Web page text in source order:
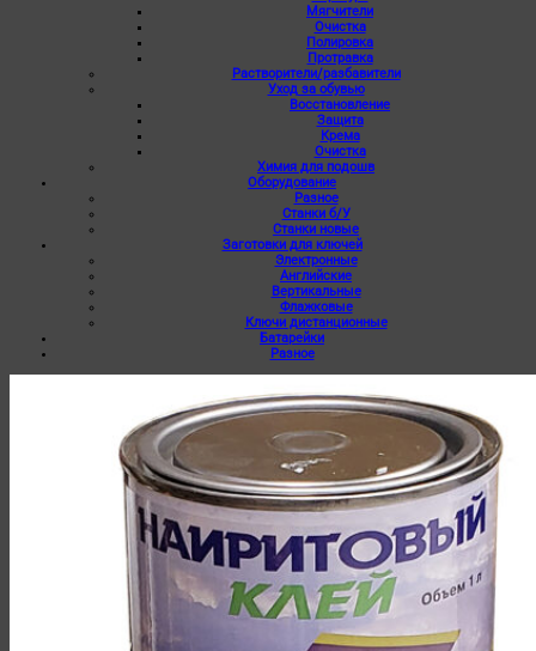
Мягчители
Очистка
Полировка
Протравка
Растворители/разбавители
Уход за обувью
Восстановление
Защита
Крема
Очистка
Химия для подошв
Оборудование
Разное
Станки б/У
Станки новые
Заготовки для ключей
Электронные
Английские
Вертикальные
Флажковые
Ключи дистанционные
Батарейки
Разное